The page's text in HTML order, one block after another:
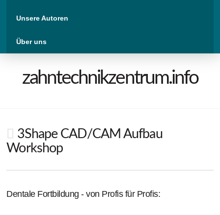
Unsere Autoren
Über uns
zahntechnikzentrum.info
3Shape CAD/CAM Aufbau
Workshop
Dentale Fortbildung - von Profis für Profis: